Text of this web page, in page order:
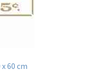
60 cm